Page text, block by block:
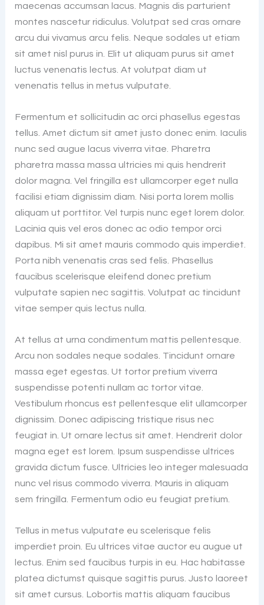
maecenas accumsan lacus. Magnis dis parturient
montes nascetur ridiculus. Volutpat sed cras ornare
arcu dui vivamus arcu felis. Neque sodales ut etiam
sit amet nisl purus in. Elit ut aliquam purus sit amet
luctus venenatis lectus. At volutpat diam ut
venenatis tellus in metus vulputate.
Fermentum et sollicitudin ac orci phasellus egestas
tellus. Amet dictum sit amet justo donec enim. Iaculis
nunc sed augue lacus viverra vitae. Pharetra
pharetra massa massa ultricies mi quis hendrerit
dolor magna. Vel fringilla est ullamcorper eget nulla
facilisi etiam dignissim diam. Nisi porta lorem mollis
aliquam ut porttitor. Vel turpis nunc eget lorem dolor.
Lacinia quis vel eros donec ac odio tempor orci
dapibus. Mi sit amet mauris commodo quis imperdiet.
Porta nibh venenatis cras sed felis. Phasellus
faucibus scelerisque eleifend donec pretium
vulputate sapien nec sagittis. Volutpat ac tincidunt
vitae semper quis lectus nulla.
At tellus at urna condimentum mattis pellentesque.
Arcu non sodales neque sodales. Tincidunt ornare
massa eget egestas. Ut tortor pretium viverra
suspendisse potenti nullam ac tortor vitae.
Vestibulum rhoncus est pellentesque elit ullamcorper
dignissim. Donec adipiscing tristique risus nec
feugiat in. Ut ornare lectus sit amet. Hendrerit dolor
magna eget est lorem. Ipsum suspendisse ultrices
gravida dictum fusce. Ultricies leo integer malesuada
nunc vel risus commodo viverra. Mauris in aliquam
sem fringilla. Fermentum odio eu feugiat pretium.
Tellus in metus vulputate eu scelerisque felis
imperdiet proin. Eu ultrices vitae auctor eu augue ut
lectus. Enim sed faucibus turpis in eu. Hac habitasse
platea dictumst quisque sagittis purus. Justo laoreet
sit amet cursus. Lobortis mattis aliquam faucibus